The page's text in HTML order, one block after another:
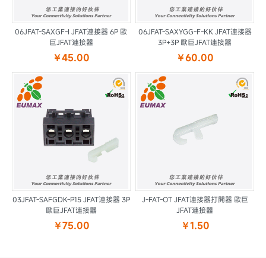
06JFAT-SAXGF-I JFAT連接器 6P 歐
巨JFAT連接器
￥45.00
06JFAT-SAXYGG-F-KK JFAT連接器
3P+3P 歐巨JFAT連接器
￥60.00
03JFAT-SAFGDK-P15 JFAT連接器 3P
歐巨JFAT連接器
￥75.00
J-FAT-OT JFAT連接器打開器 歐巨
JFAT連接器
￥1.50